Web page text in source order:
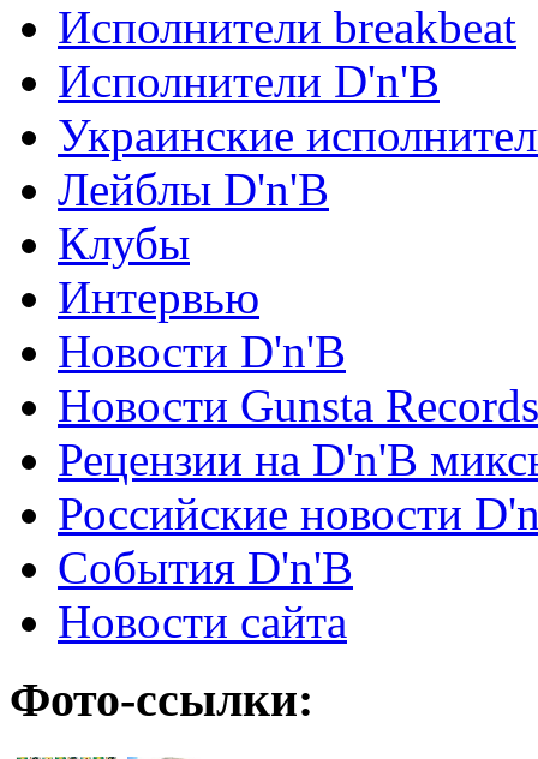
Исполнители breakbeat
Исполнители D'n'B
Украинские
Лейблы D'n'B
Клубы
Интервью
Новости D'n'B
Новости Gunsta Records
Рецензии на D'n'B
Российские новости
События D'n'B
Новости сайта
Фото-ссылки: